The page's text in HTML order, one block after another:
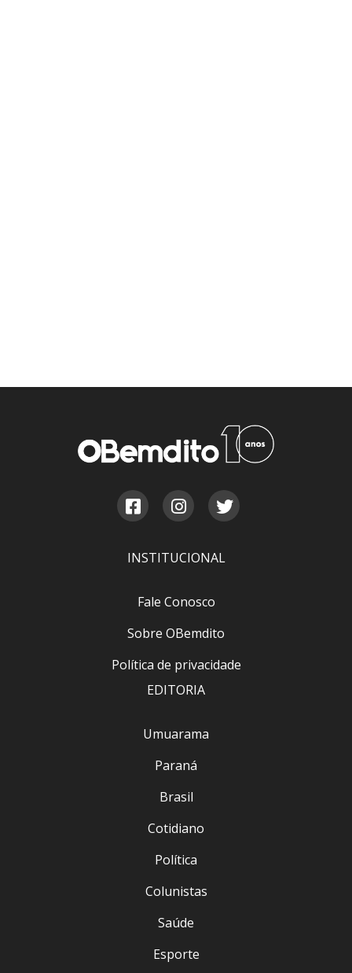
INSTITUCIONAL
Fale Conosco
Sobre OBemdito
Política de privacidade
EDITORIA
Umuarama
Paraná
Brasil
Cotidiano
Política
Colunistas
Saúde
Esporte